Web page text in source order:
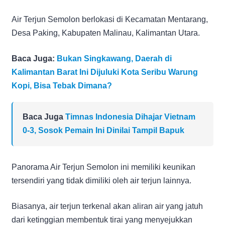
Air Terjun Semolon berlokasi di Kecamatan Mentarang,
Desa Paking, Kabupaten Malinau, Kalimantan Utara.
Baca Juga: Bukan Singkawang, Daerah di
Kalimantan Barat Ini Dijuluki Kota Seribu Warung
Kopi, Bisa Tebak Dimana?
Baca Juga Timnas Indonesia Dihajar Vietnam
0-3, Sosok Pemain Ini Dinilai Tampil Bapuk
Panorama Air Terjun Semolon ini memiliki keunikan
tersendiri yang tidak dimiliki oleh air terjun lainnya.
Biasanya, air terjun terkenal akan aliran air yang jatuh
dari ketinggian membentuk tirai yang menyejukkan